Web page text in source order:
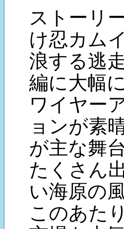
ストーリ
け忍カム
浪する逃
編に大幅
ワイヤー
ョンが素
が主な舞
たくさん
い海原の
このあた